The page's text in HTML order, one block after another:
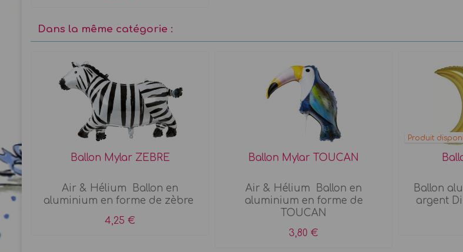
Dans la même catégorie :
Ballon Mylar ZEBRE
Air & Hélium Ballon en
aluminium en forme de zèbre
4,25 €
Ballon Mylar TOUCAN
Air & Hélium Ballon en
aluminium en forme de
TOUCAN
3,80 €
Produit
Ballon
argent